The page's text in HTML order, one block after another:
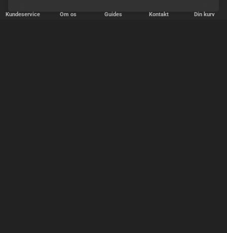
Kundeservice Om os Guides Kontakt Din kurv